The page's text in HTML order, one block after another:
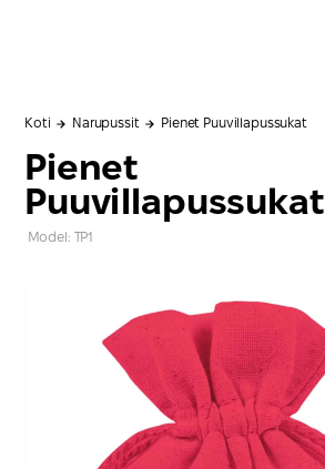
Koti Narupussit Pienet Puuvillapussukat
Pienet
Puuvillapussukat
Model: TP1